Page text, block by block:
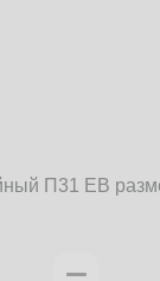
П31 EB